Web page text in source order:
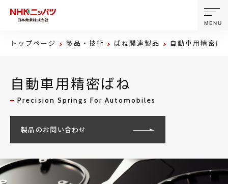
製品・技術
企業情報
MENU
トップページ 製品・技術 ばね関連製品 自動車用精密ば
自動車用精密ばね
Precision Springs For Automobiles
製品のお問い合わせ